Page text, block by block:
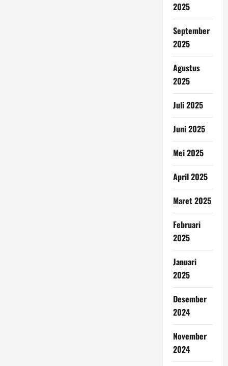
2025
September
2025
Agustus
2025
Juli 2025
Juni 2025
Mei 2025
April 2025
Maret 2025
Februari
2025
Januari
2025
Desember
2024
November
2024